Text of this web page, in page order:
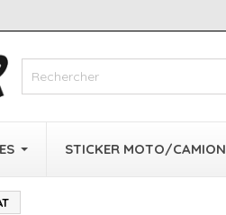
STICKER MOTO/CAMION